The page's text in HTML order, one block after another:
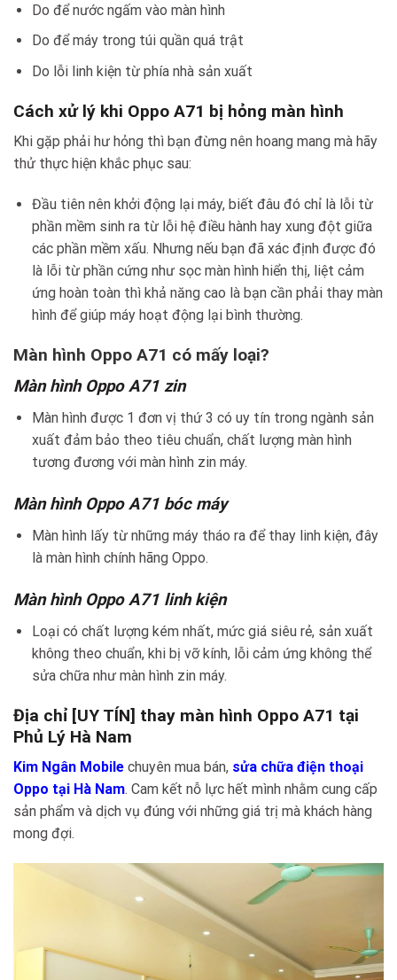
Do để nước ngấm vào màn hình
Do để máy trong túi quần quá trật
Do lỗi linh kiện từ phía nhà sản xuất
Cách xử lý khi Oppo A71 bị hỏng màn hình
Khi gặp phải hư hỏng thì bạn đừng nên hoang mang mà hãy
thử thực hiện khắc phục sau:
Đầu tiên nên khởi động lại máy, biết đâu đó chỉ là lỗi từ
phần mềm sinh ra từ lỗi hệ điều hành hay xung đột giữa
các phần mềm xấu. Nhưng nếu bạn đã xác định được đó
là lỗi từ phần cứng như sọc màn hình hiển thị, liệt cảm
ứng hoàn toàn thì khả năng cao là bạn cần phải thay màn
hình để giúp máy hoạt động lại bình thường.
Màn hình Oppo A71 có mấy loại?
Màn hình Oppo A71 zin
Màn hình được 1 đơn vị thứ 3 có uy tín trong ngành sản
xuất đảm bảo theo tiêu chuẩn, chất lượng màn hình
tương đương với màn hình zin máy.
Màn hình Oppo A71 bóc máy
Màn hình lấy từ những máy tháo ra để thay linh kiện, đây
là màn hình chính hãng Oppo.
Màn hình Oppo A71 linh kiện
Loại có chất lượng kém nhất, mức giá siêu rẻ, sản xuất
không theo chuẩn, khi bị vỡ kính, lỗi cảm ứng không thể
sửa chữa như màn hình zin máy.
Địa chỉ [UY TÍN] thay màn hình Oppo A71 tại
Phủ Lý Hà Nam
Kim Ngân Mobile chuyên mua bán, sửa chữa điện thoại
Oppo tại Hà Nam. Cam kết nỗ lực hết mình nhằm cung cấp
sản phẩm và dịch vụ đúng với những giá trị mà khách hàng
mong đợi.